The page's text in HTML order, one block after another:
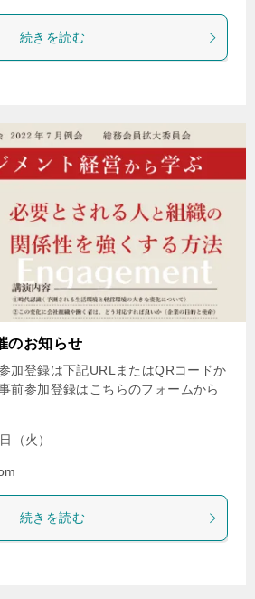
続きを読む
のお知らせ
加登録は下記URLまたはQRコードか
前参加登録はこちらのフォームから
（火）
続きを読む